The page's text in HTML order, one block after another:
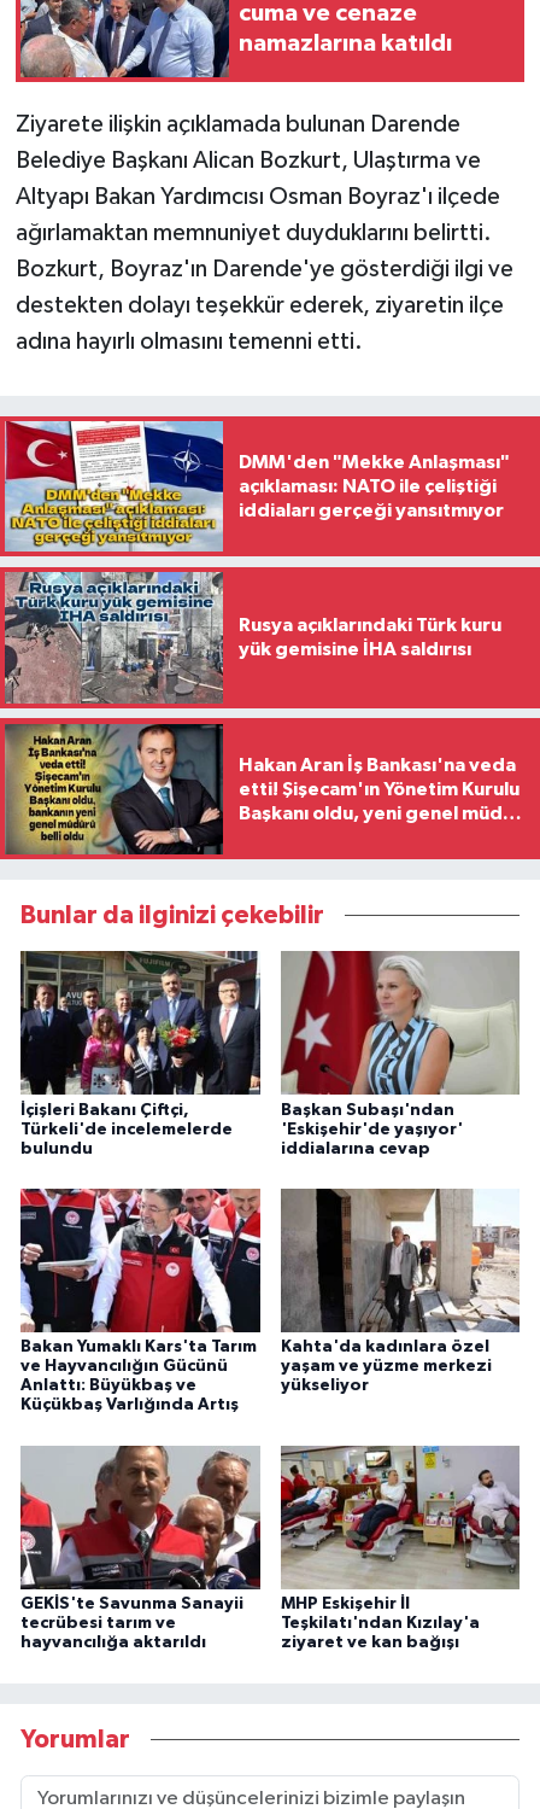
cuma ve cenaze
namazlarına katıldı
Ziyarete ilişkin açıklamada bulunan Darende
Belediye Başkanı Alican Bozkurt, Ulaştırma ve
Altyapı Bakan Yardımcısı Osman Boyraz'ı ilçede
ağırlamaktan memnuniyet duyduklarını belirtti.
Bozkurt, Boyraz'ın Darende'ye gösterdiği ilgi ve
destekten dolayı teşekkür ederek, ziyaretin ilçe
adına hayırlı olmasını temenni etti.
DMM'den "Mekke Anlaşması"
açıklaması: NATO ile çeliştiği
iddiaları gerçeği yansıtmıyor
Rusya açıklarındaki Türk kuru
yük gemisine İHA saldırısı
Hakan Aran İş Bankası'na veda
etti! Şişecam'ın Yönetim Kurulu
Başkanı oldu, yeni genel müdür
Bunlar da ilginizi çekebilir
İçişleri Bakanı Çiftçi,
Türkeli'de incelemelerde
bulundu
Başkan Subaşı'ndan
'Eskişehir'de yaşıyor'
iddialarına cevap
Bakan Yumaklı Kars'ta Tarım
ve Hayvancılığın Gücünü
Anlattı: Büyükbaş ve
Küçükbaş Varlığında Artış
Kahta'da kadınlara özel
yaşam ve yüzme merkezi
yükseliyor
GEKİS'te Savunma Sanayii
tecrübesi tarım ve
hayvancılığa aktarıldı
MHP Eskişehir İl
Teşkilatı'ndan Kızılay'a
ziyaret ve kan bağışı
Yorumlar